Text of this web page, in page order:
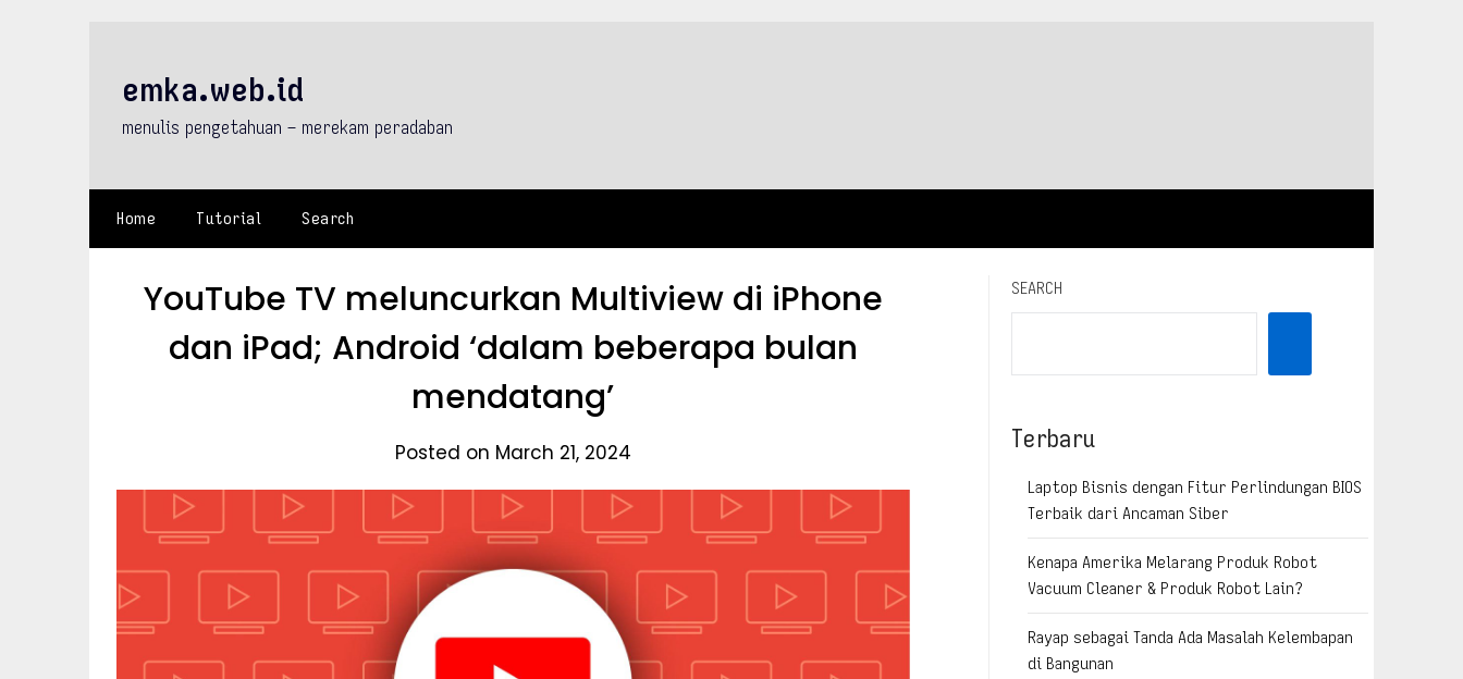
emka.web.id
menulis pengetahuan – merekam peradaban
Home Tutorial Search
YouTube TV meluncurkan Multiview di iPhone
dan iPad; Android ‘dalam beberapa bulan
mendatang’
Posted on March 21, 2024
SEARCH
Terbaru
Laptop Bisnis dengan Fitur Perlindungan BIOS
Terbaik dari Ancaman Siber
Kenapa Amerika Melarang Produk Robot
Vacuum Cleaner & Produk Robot Lain?
Rayap sebagai Tanda Ada Masalah Kelembapan
di Bangunan